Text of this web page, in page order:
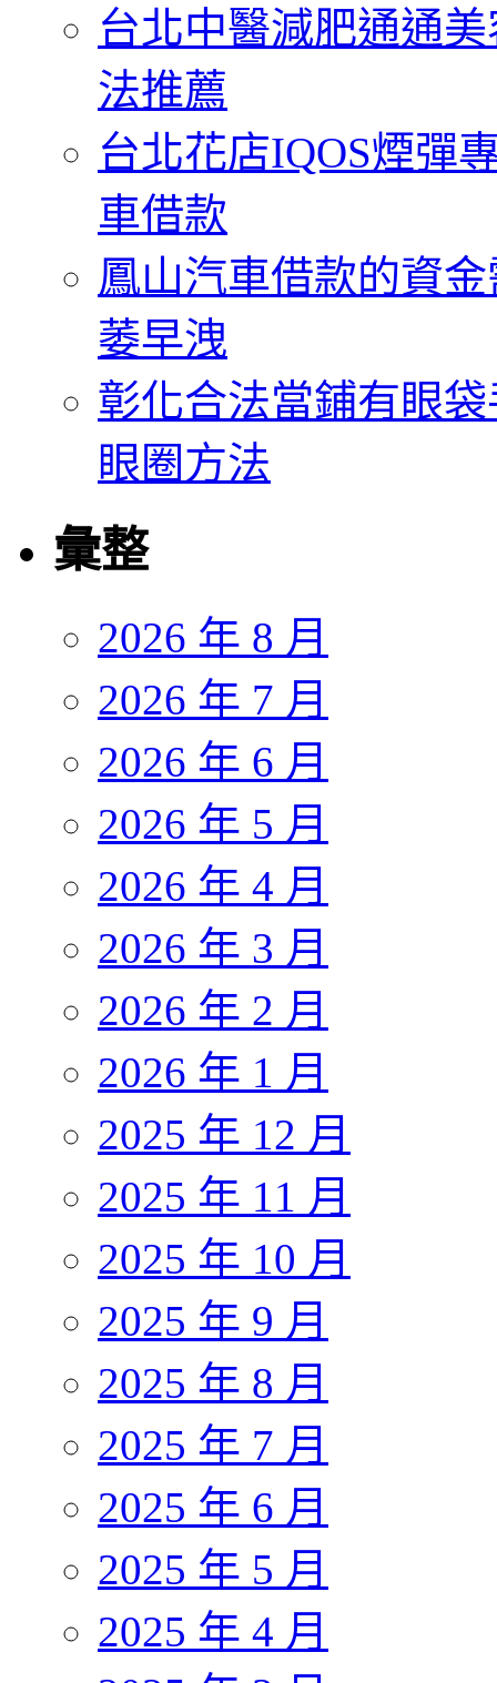
台北中醫減肥通通
法推薦
台北花店IQOS煙彈
車借款
鳳山汽車借款的資
萎早洩
彰化合法當鋪有眼
眼圈方法
彙整
2026 年 8 月
2026 年 7 月
2026 年 6 月
2026 年 5 月
2026 年 4 月
2026 年 3 月
2026 年 2 月
2026 年 1 月
2025 年 12 月
2025 年 11 月
2025 年 10 月
2025 年 9 月
2025 年 8 月
2025 年 7 月
2025 年 6 月
2025 年 5 月
2025 年 4 月